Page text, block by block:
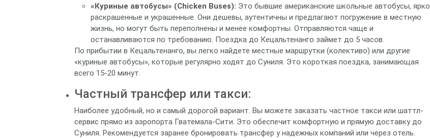
«Куриные автобусы» (Chicken Buses): Это бывшие американские школьные автобусы, ярко
раскрашенные и украшенные. Они дешевы, аутентичны и предлагают погружение в местную
жизнь, но могут быть переполнены и менее комфортны. Отправляются чаще и
останавливаются по требованию. Поездка до Кецальтенанго займет до 5 часов.
По прибытии в Кецальтенанго, вы легко найдете местные маршрутки (колективо) или другие
«куриные автобусы», которые регулярно ходят до Суниля. Это короткая поездка, занимающая
всего 15-20 минут.
Частный трансфер или такси:
Наиболее удобный, но и самый дорогой вариант. Вы можете заказать частное такси или шаттл-
сервис прямо из аэропорта Гватемала-Сити. Это обеспечит комфортную и прямую доставку до
Суниля. Рекомендуется заранее бронировать трансфер у надежных компаний или через отель.